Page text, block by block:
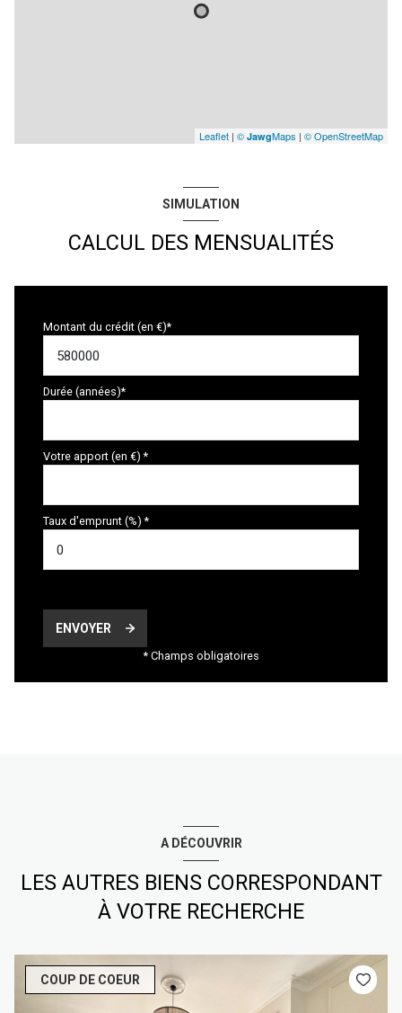
Leaflet | © JawgMaps | © OpenStreetMap
SIMULATION
CALCUL DES MENSUALITÉS
Montant du crédit (en €)*
Durée (années)*
Votre apport (en €) *
Taux d'emprunt (%) *
ENVOYER
* Champs obligatoires
A DÉCOUVRIR
LES AUTRES BIENS CORRESPONDANT
À VOTRE RECHERCHE
COUP DE COEUR